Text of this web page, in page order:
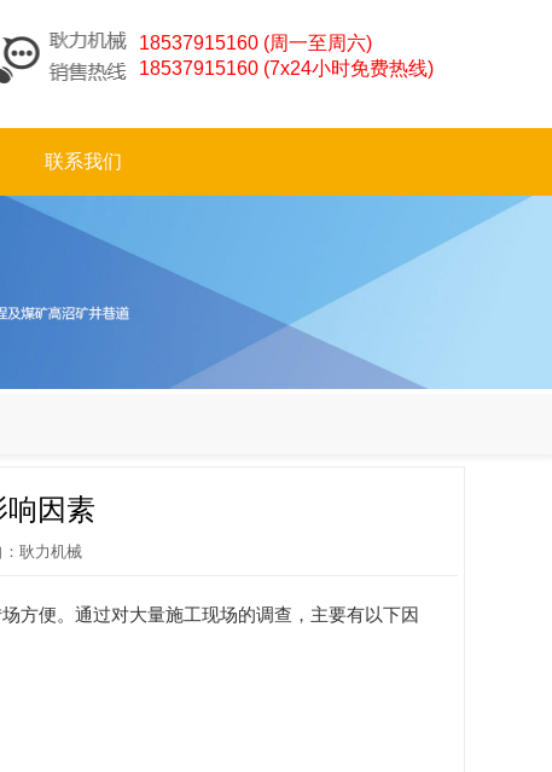
18537915160 (周一至周六)
18537915160 (7x24小时免费热线)
联系我们
因素
耿力机械
方便。通过对大量施工现场的调查，主要有以下因